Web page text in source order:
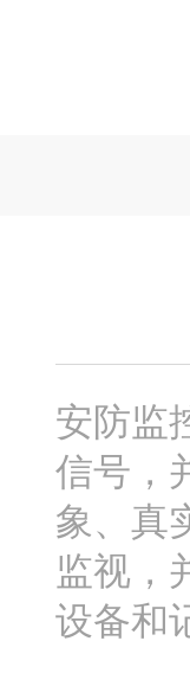
安防监
信号，
象、真
监视，
设备和